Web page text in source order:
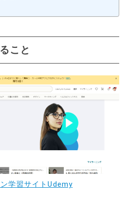
こと
学習サイトUdemy